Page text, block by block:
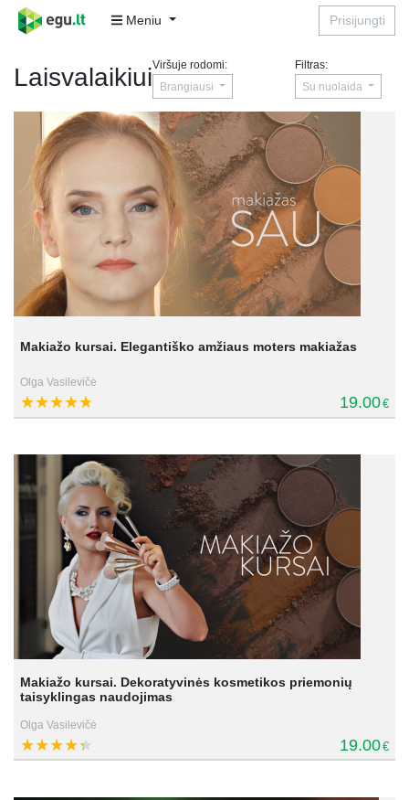
Meniu Prisijungti
LaisvalaikiuiViršuje rodomi:
Brangiausi
Filtras:
Su nuolaida
Makiažo kursai. Elegantiško amžiaus moters makiažas
Olga Vasilevičė
19.00€
Makiažo kursai. Dekoratyvinės kosmetikos priemonių
taisyklingas naudojimas
Olga Vasilevičė
19.00€